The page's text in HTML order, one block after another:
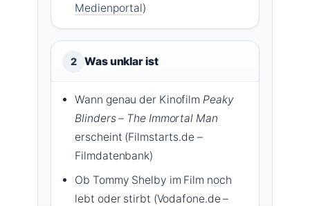
Medienportal)
2 Was unklar ist
Wann genau der Kinofilm Peaky
Blinders – The Immortal Man
erscheint (Filmstarts.de –
Filmdatenbank)
Ob Tommy Shelby im Film noch
lebt oder stirbt (Vodafone.de –